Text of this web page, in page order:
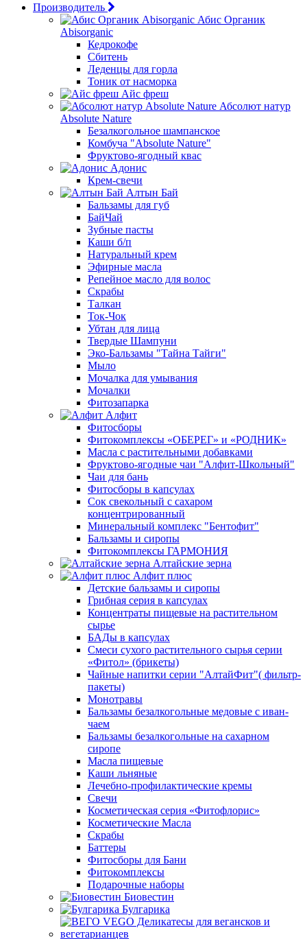
Производитель
Абис Органик
Abisorganic
Кедрокофе
Сбитень
Леденцы для горла
Тоник от насморка
Айс фреш
Абсолют натур
Absolute Nature
Безалкогольное шампанское
Комбуча "Absolute Nature"
Фруктово-ягодный квас
Адонис
Крем-свечи
Алтын Бай
Бальзамы для губ
БайЧай
Зубные пасты
Каши б/п
Натуральный крем
Эфирные масла
Репейное масло для волос
Скрабы
Талкан
Ток-Чок
Убтан для лица
Твердые Шампуни
Эко-Бальзамы "Тайна Тайги"
Мыло
Мочалка для умывания
Мочалки
Фитозапарка
Алфит
Фитосборы
Фитокомплексы «ОБЕРЕГ» и «РОДНИК»
Масла с растительными добавками
Фруктово-ягодные чаи "Алфит-Школьный"
Чаи для бань
Фитосборы в капсулах
Сок свекольный с сахаром
концентрированный
Минеральный комплекс "Бентофит"
Бальзамы и сиропы
Фитокомплексы ГАРМОНИЯ
Алтайские зерна
Алфит плюс
Детские бальзамы и сиропы
Грибная серия в капсулах
Концентраты пищевые на растительном
сырье
БАДы в капсулах
Смеси сухого растительного сырья серии
«Фитол» (брикеты)
Чайные напитки серии "АлтайФит"( фильтр-
пакеты)
Монотравы
Бальзамы безалкогольные медовые с иван-
чаем
Бальзамы безалкогольные на сахарном
сиропе
Масла пищевые
Каши льняные
Лечебно-профилактические кремы
Свечи
Косметическая серия «Фитофлорис»
Косметические Масла
Скрабы
Баттеры
Фитосборы для Бани
Фитокомплексы
Подарочные наборы
Биовестин
Булгарика